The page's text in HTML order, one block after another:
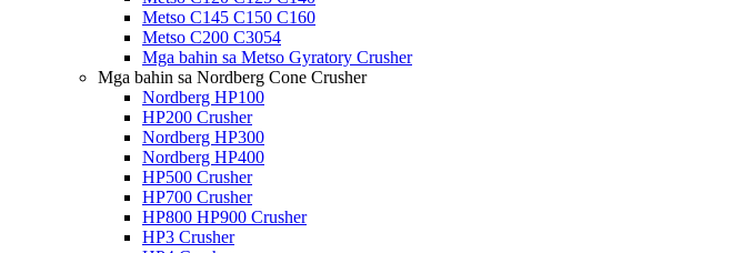
Metso C145 C150 C160
Metso C200 C3054
Mga bahin sa Metso Gyratory Crusher
Mga bahin sa Nordberg Cone Crusher
Nordberg HP100
HP200 Crusher
Nordberg HP300
Nordberg HP400
HP500 Crusher
HP700 Crusher
HP800 HP900 Crusher
HP3 Crusher